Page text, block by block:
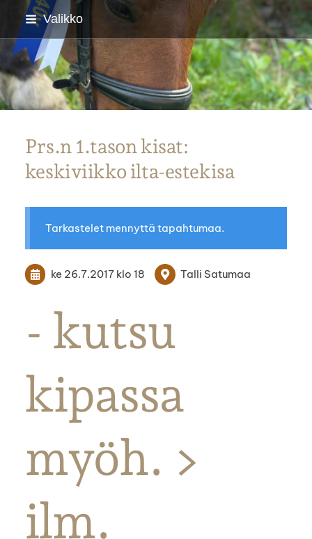
Siirry
sivun
sisältöön
Valikko
Parkanon Ratsastajat
Prs.n 1.tason kisat:
keskiviikko ilta-estekisa
Tarkastelet mennyttä tapahtumaa.
ke 26.7.2017 klo 18 Talli Satumaa
- kutsu
kipassa
myöh. >
ilm.